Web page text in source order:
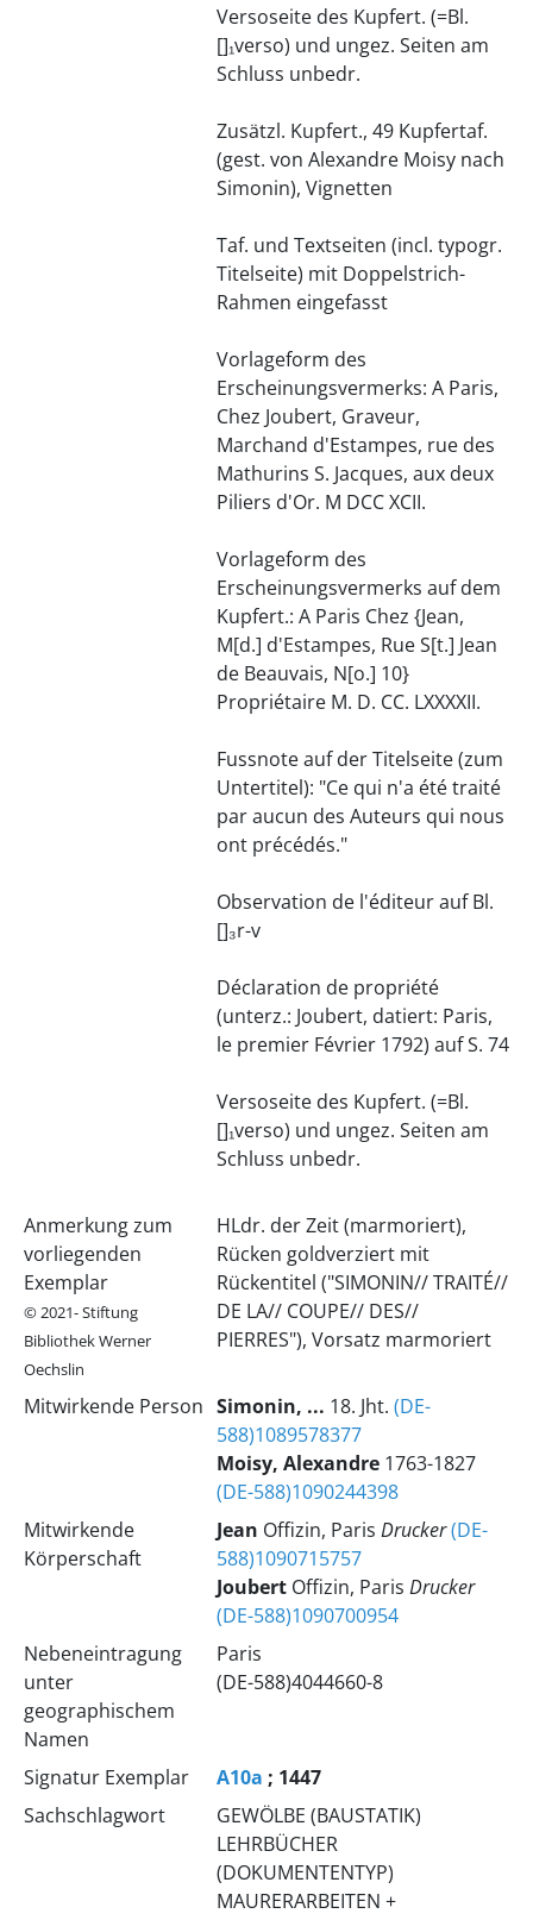
Versoseite des Kupfert. (=Bl.
[]₁verso) und ungez. Seiten am
Schluss unbedr.
Zusätzl. Kupfert., 49 Kupfertaf.
(gest. von Alexandre Moisy nach
Simonin), Vignetten
Taf. und Textseiten (incl. typogr.
Titelseite) mit Doppelstrich-
Rahmen eingefasst
Vorlageform des
Erscheinungsvermerks: A Paris,
Chez Joubert, Graveur,
Marchand d'Estampes, rue des
Mathurins S. Jacques, aux deux
Piliers d'Or. M DCC XCII.
Vorlageform des
Erscheinungsvermerks auf dem
Kupfert.: A Paris Chez {Jean,
M[d.] d'Estampes, Rue S[t.] Jean
de Beauvais, N[o.] 10}
Propriétaire M. D. CC. LXXXXII.
Fussnote auf der Titelseite (zum
Untertitel): "Ce qui n'a été traité
par aucun des Auteurs qui nous
ont précédés."
Observation de l'éditeur auf Bl.
[]₃r-v
Déclaration de propriété
(unterz.: Joubert, datiert: Paris,
le premier Février 1792) auf S. 74
Versoseite des Kupfert. (=Bl.
[]₁verso) und ungez. Seiten am
Schluss unbedr.
Anmerkung zum
vorliegenden
Exemplar
© 2021- Stiftung
Bibliothek Werner
Oechslin
HLdr. der Zeit (marmoriert),
Rücken goldverziert mit
Rückentitel ("SIMONIN// TRAITÉ//
DE LA// COUPE// DES//
PIERRES"), Vorsatz marmoriert
Mitwirkende Person Simonin, ... 18. Jht. (DE-
588)1089578377
Moisy, Alexandre1763-1827
(DE-588)1090244398
Mitwirkende
Körperschaft
Jean Offizin, Paris Drucker(DE-
588)1090715757
JoubertOffizin, Paris Drucker
(DE-588)1090700954
Nebeneintragung
unter
geographischem
Namen
Paris
(DE-588)4044660-8
Signatur Exemplar A10a ; 1447
Sachschlagwort
GEWÖLBE (BAUSTATIK)
LEHRBÜCHER
(DOKUMENTENTYP)
MAURERARBEITEN +